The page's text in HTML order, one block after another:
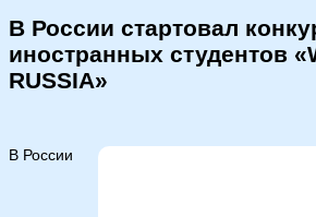
В России стартовал
иностранных студентов
RUSSIA»
В России